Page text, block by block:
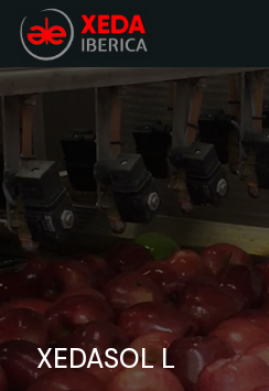
XEDASOL L